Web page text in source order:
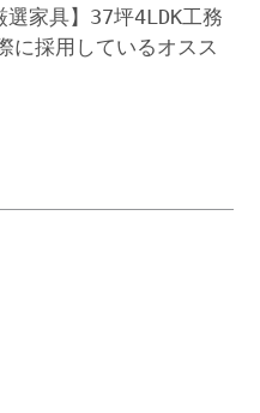
家具】37坪4LDK工務
に採用しているオスス